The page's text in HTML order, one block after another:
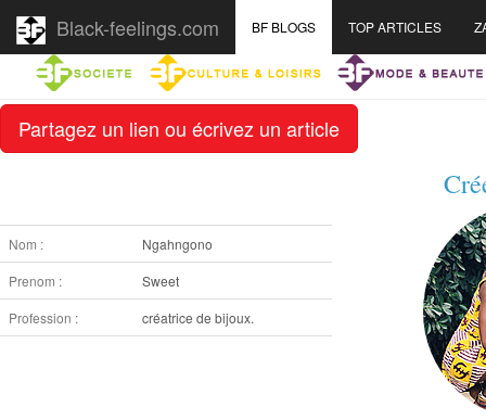
Partagez un lien ou écrivez un article
Black-feelings.com BF BLOGS TOP ARTICLES
Nom :
Ngahngono
Prenom :
Sweet
Profession :
créatrice de bijoux.